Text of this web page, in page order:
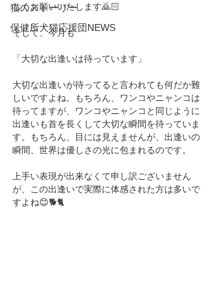
猫のストーリー
保健所犬猫応援団NEWS
しくお願いいたします🙇🏻
そして、今月も
「大切な出逢いは待っています」
大切な出逢いが待ってると言われても何だか難
しいですよね。もちろん、ワンコやニャンコは
待ってますが、ワンコやニャンコと同じように
出逢いも首を長くして大切な瞬間を待っていま
す。もちろん、目には見えませんが、出逢いの
瞬間、世界は優しさの光に包まれるのです。
上手い表現が出来なくて申し訳ございません
が、この出逢いで実際に体感された方は多いで
すよね😊🐕🐈